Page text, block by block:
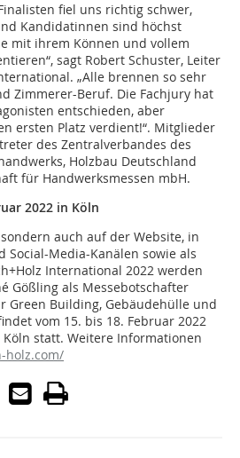
fiel uns richtig schwer,
Kandidatinnen sind höchst
mit ihrem Können und vollem
sagt Robert Schuster, Leiter
„Alle brennen so sehr
Zimmerer-Beruf. Die Fachjury hat
entschieden, aber
ersten Platz verdient!“. Mitglieder
des Zentralverbandes des
Holzbau Deutschland
für Handwerksmessen mbH.
2022 in Köln
auch auf der Website, in
Social-Media-Kanälen sowie als
International 2022 werden
Gößling als Messebotschafter
Green Building, Gebäudehülle und
vom 15. bis 18. Februar 2022
statt. Weitere Informationen
holz.com/